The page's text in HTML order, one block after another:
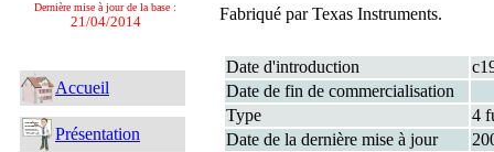
Dernière mise à jour de la base :
21/04/2014
Accueil
Présentation
Fabriqué par Texas Instruments.
Date d'introduction
Date de fin de commercialisation
Type
4
Date de la dernière mise à jour